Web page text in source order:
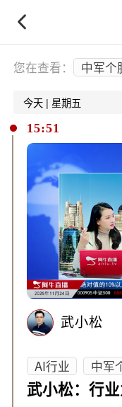
您在查看： 中军个
今天 | 星期五
15:51
武小松
AI行业 中军
武小松：行